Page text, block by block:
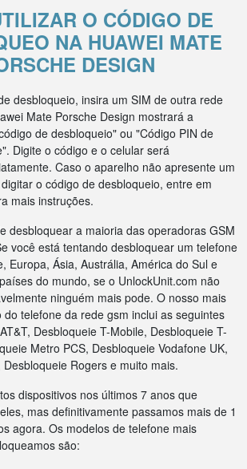
O CÓDIGO DE
NA HUAWEI MATE
DESIGN
desbloqueio, insira um SIM de outra rede
Mate Porsche Design mostrará a
de desbloqueio" ou "Código PIN de
Digite o código e o celular será
Caso o aparelho não apresente um
o código de desbloqueio, entre em
mais instruções.
desbloquear a maioria das operadoras GSM
você está tentando desbloquear um telefone
Europa, Ásia, Austrália, América do Sul e
do mundo, se o UnlockUnit.com não
ninguém mais pode. O nosso mais
telefone da rede gsm inclui as seguintes
Desbloqueie T-Mobile, Desbloqueie T-
Metro PCS, Desbloqueie Vodafone UK,
Desbloqueie Rogers e muito mais.
dispositivos nos últimos 7 anos que
mas definitivamente passamos mais de 1
agora. Os modelos de telefone mais
são: